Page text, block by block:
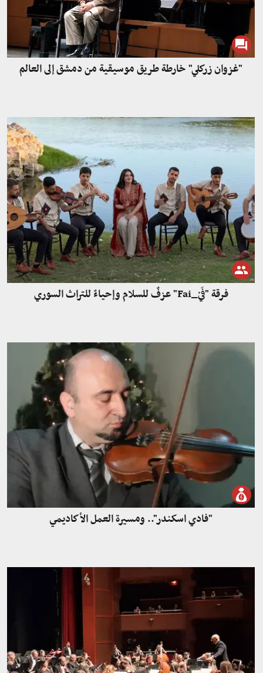
"غزوان زركلي" خارطة طريق موسيقية من دمشق إلى العالم
فرقة "فَيْ_Fai" عزفٌ للسلام وإحياءٌ للتراث السوري
"فادي اسكندر".. ومسيرة العمل الأكاديمي